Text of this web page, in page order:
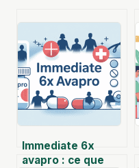
Immediate 6x
avapro : ce que